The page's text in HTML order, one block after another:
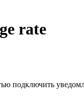
rate
подключить